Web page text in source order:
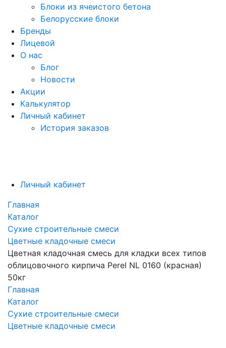
Блоки из ячеистого бетона
Белорусские блоки
Бренды
Лицевой
О нас
Блог
Новости
Акции
Калькулятор
Личный кабинет
История заказов
Личный кабинет
Главная
Каталог
Сухие строительные смеси
Цветные кладочные смеси
Цветная кладочная смесь для кладки всех типов
облицовочного кирпича Perel NL 0160 (красная)
50кг
Главная
Каталог
Сухие строительные смеси
Цветные кладочные смеси